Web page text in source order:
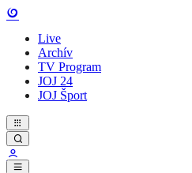
Live
Archív
TV Program
JOJ 24
JOJ Šport